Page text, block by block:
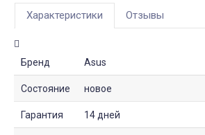
Характеристики Отзывы
Бренд Asus
Состояние новое
Гарантия 14 дней